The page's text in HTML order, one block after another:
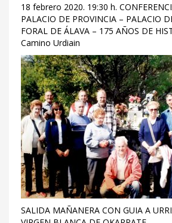
18 febrero 2020. 19:30 h.
PALACIO DE PROVINCIA – PALACIO
FORAL DE ÁLAVA – 175 AÑOS DE
Camino Urdiain
SALIDA MAÑANERA CON GUIA A